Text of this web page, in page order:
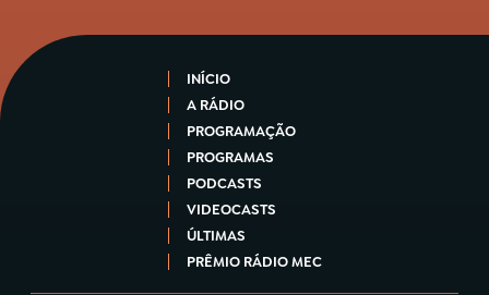
INÍCIO
A RÁDIO
PROGRAMAÇÃO
PROGRAMAS
PODCASTS
VIDEOCASTS
ÚLTIMAS
PRÊMIO RÁDIO MEC